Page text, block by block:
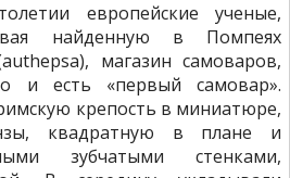
европейские ученые,
найденную в Помпеях
магазин самоваров,
и есть «первый самовар».
крепость в миниатюре,
квадратную в плане и
зубчатыми стенками,